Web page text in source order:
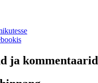
ja kommentaarid